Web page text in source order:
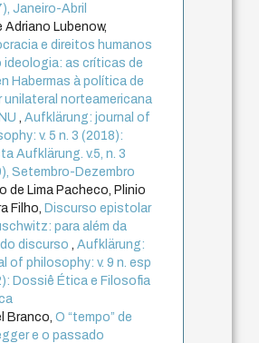
Janeiro-Abril
Adriano Lubenow,
e direitos humanos
ideologia: as críticas de
Habermas à política de
unilateral norteamericana
,Aufklärung: journal of
v. 5 n. 3 (2018):
Aufklärung. v.5, n. 3
Setembro-Dezembro
de Lima Pacheco, Plinio
Filho,Discurso epistolar
para além da
discurso
,Aufklärung:
of philosophy: v. 9 n. esp
Dossiê Ética e Filosofia
Branco,O “tempo” de
e o passado